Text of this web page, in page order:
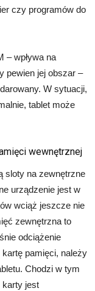
czy programów do
– wpływa na
pewien jej obszar –
W sytuacji,
tablet może
wewnętrznej
sloty na zewnętrzne
urządzenie jest w
wciąż jeszcze nie
zewnętrzna to
odciążenie
pamięci, należy
Chodzi w tym
karty jest